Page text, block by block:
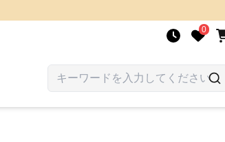
0